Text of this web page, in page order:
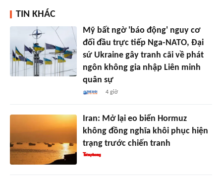
TIN KHÁC
Mỹ bất ngờ 'báo động' nguy cơ
đối đầu trực tiếp Nga-NATO, Đại
sứ Ukraine gây tranh cãi về phát
ngôn không gia nhập Liên minh
quân sự
4 giờ
Iran: Mở lại eo biển Hormuz
không đồng nghĩa khôi phục hiện
trạng trước chiến tranh